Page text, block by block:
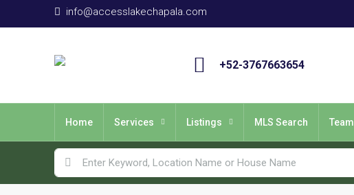
info@accesslakechapala.com
+52-3767663654
Home Services Listings MLS Search Team